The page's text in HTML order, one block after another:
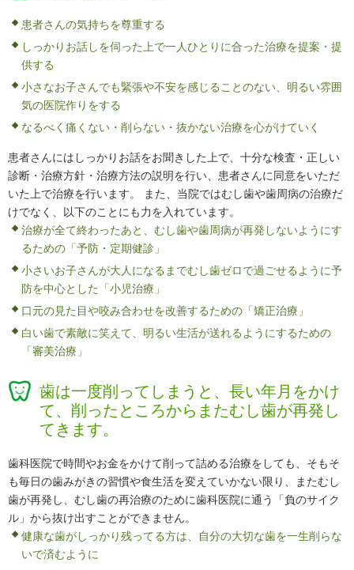
患者さんの気持ちを尊重する
しっかりお話しを伺った上で一人ひとりに合った治療を提案・提
供する
小さなお子さんでも緊張や不安を感じることのない、明るい雰囲
気の医院作りをする
なるべく痛くない・削らない・抜かない治療を心がけていく
患者さんにはしっかりお話をお聞きした上で、十分な検査・正しい
診断・治療方針・治療方法の説明を行い、患者さんに同意をいただ
いた上で治療を行います。 また、当院ではむし歯や歯周病の治療だ
けでなく、以下のことにも力を入れています。
治療が全て終わったあと、むし歯や歯周病が再発しないようにす
るための 「予防・定期健診」
小さいお子さんが大人になるまでむし歯ゼロで過ごせるように予
防を中心とした
「小児治療」
口元の見た目や咬み合わせを改善するための 「矯正治療」
白い歯で素敵に笑えて、明るい生活が送れるようにするための
「審美治療」
歯は一度削ってしまうと、長い年月をかけ
て、削ったところからまたむし歯が再発し
てきます。
歯科医院で時間やお金をかけて削って詰める治療をしても、そもそ
も毎日の歯みがきの習慣や食生活を変えていかない限り、またむし
歯が再発し、むし歯の再治療のために歯科医院に通う「負のサイク
ル」から抜け出すことができません。
健康な歯がしっかり残ってる方は、自分の大切な歯を一生削らな
いで済むように